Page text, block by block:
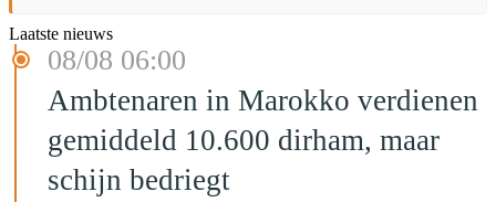
Laatste nieuws
08/08 06:00
Ambtenaren in Marokko verdienen
gemiddeld 10.600 dirham, maar
schijn bedriegt